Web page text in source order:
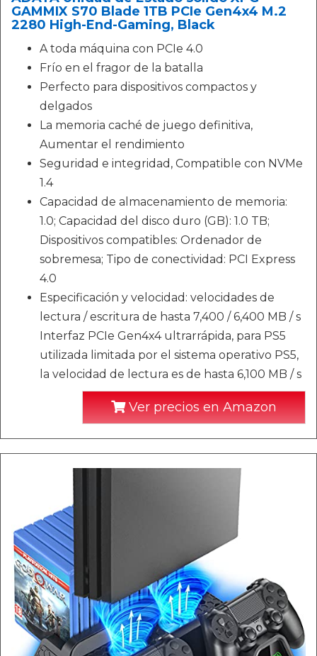
GAMMIX S70 Blade 1TB PCIe Gen4x4 M.2
2280 High-End-Gaming, Black
A toda máquina con PCIe 4.0
Frío en el fragor de la batalla
Perfecto para dispositivos compactos y
delgados
La memoria caché de juego definitiva,
Aumentar el rendimiento
Seguridad e integridad, Compatible con NVMe
1.4
Capacidad de almacenamiento de memoria:
1.0; Capacidad del disco duro (GB): 1.0 TB;
Dispositivos compatibles: Ordenador de
sobremesa; Tipo de conectividad: PCI Express
4.0
Especificación y velocidad: velocidades de
lectura / escritura de hasta 7,400 / 6,400 MB / s
Interfaz PCIe Gen4x4 ultrarrápida, para PS5
utilizada limitada por el sistema operativo PS5,
la velocidad de lectura es de hasta 6,100 MB / s
Ver precios en Amazon